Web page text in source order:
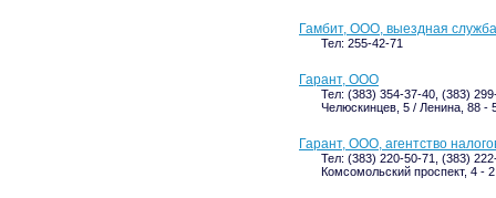
Гамбит, ООО, выездная служба
Тел: 255-42-71
Гарант, ООО
Тел: (383) 354-37-40, (383)
Челюскинцев, 5 / Ленина, 88 -
Гарант, ООО, агентство
Тел: (383) 220-50-71, (383)
Комсомольский проспект, 4 -